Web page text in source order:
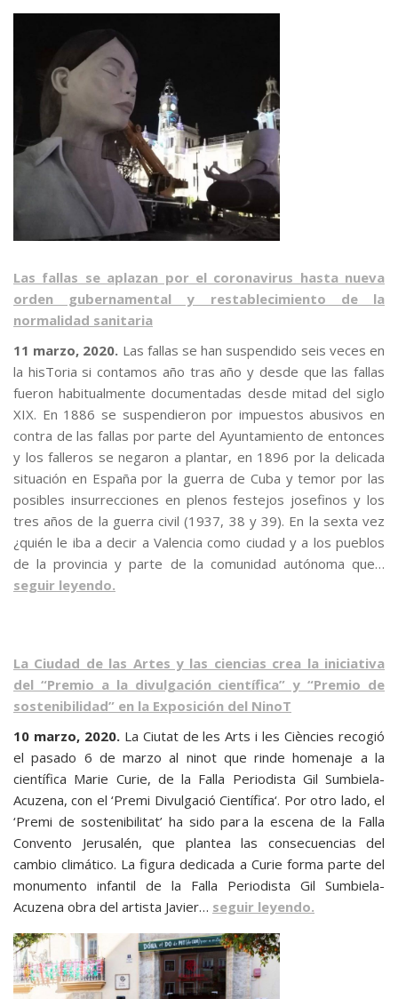
Las fallas se aplazan por el coronavirus hasta nueva
orden gubernamental y restablecimiento de la
normalidad sanitaria
11 marzo, 2020. Las fallas se han suspendido seis veces en
la hisToria si contamos año tras año y desde que las fallas
fueron habitualmente documentadas desde mitad del siglo
XIX. En 1886 se suspendieron por impuestos abusivos en
contra de las fallas por parte del Ayuntamiento de entonces
y los falleros se negaron a plantar, en 1896 por la delicada
situación en España por la guerra de Cuba y temor por las
posibles insurrecciones en plenos festejos josefinos y los
tres años de la guerra civil (1937, 38 y 39). En la sexta vez
¿quién le iba a decir a Valencia como ciudad y a los pueblos
de la provincia y parte de la comunidad autónoma que…
seguir leyendo.
La Ciudad de las Artes y las ciencias crea la iniciativa
del “Premio a la divulgación científica” y “Premio de
sostenibilidad” en la Exposición del NinoT
10 marzo, 2020. La Ciutat de les Arts i les Ciències recogió
el pasado 6 de marzo al ninot que rinde homenaje a la
científica Marie Curie, de la Falla Periodista Gil Sumbiela-
Acuzena, con el ‘Premi Divulgació Científica‘. Por otro lado, el
‘Premi de sostenibilitat’ ha sido para la escena de la Falla
Convento Jerusalén, que plantea las consecuencias del
cambio climático. La figura dedicada a Curie forma parte del
monumento infantil de la Falla Periodista Gil Sumbiela-
Acuzena obra del artista Javier… seguir leyendo.